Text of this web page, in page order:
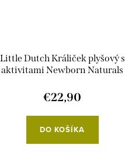
Little Dutch Králiček plyšový s
aktivitami Newborn Naturals
€22,90
DO KOŠÍKA